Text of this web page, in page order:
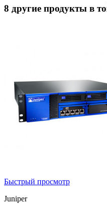
8 другие продукты в
Быстрый просмотр
Juniper